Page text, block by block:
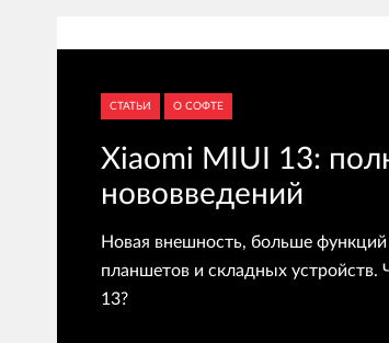
СТАТЬИ О СОФТЕ
Xiaomi MIUI 13:
нововведений
Новая внешность, больше
планшетов и складных устройств.
13?